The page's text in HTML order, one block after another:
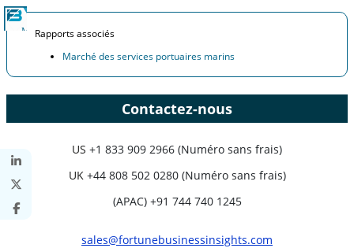
Rapports associés
Marché des services portuaires marins
Contactez-nous
US +1 833 909 2966 (Numéro sans frais)
UK +44 808 502 0280 (Numéro sans frais)
(APAC) +91 744 740 1245
sales@fortunebusinessinsights.com